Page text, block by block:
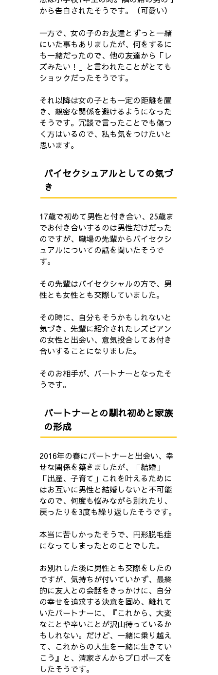
から告白されたそうです。（可愛い）
一方で、女の子のお友達とずっと一緒
にいた事もありましたが、何をするに
も一緒だったので、他の友達から「レ
ズみたい！」と言われたことがとても
ショックだったそうです。
それ以降は女の子とも一定の距離を置
き、親密な関係を避けるようになった
そうです。冗談で言ったことでも傷つ
く方はいるので、私も気をつけたいと
思います。
バイセクシュアルとしての気づ
き
17歳で初めて男性と付き合い、25歳ま
でお付き合いするのは男性だけだった
のですが、職場の先輩からバイセクシ
ュアルについての話を聞いたそうで
す。
その先輩はバイセクシャルの方で、男
性とも女性とも交際していました。
その時に、自分もそうかもしれないと
気づき、先輩に紹介されたレズビアン
の女性と出会い、意気投合してお付き
合いすることになりました。
そのお相手が、パートナーとなったそ
うです。
パートナーとの馴れ初めと家族
の形成
2016年の春にパートナーと出会い、幸
せな関係を築きましたが、「結婚」
「出産、子育て」これを叶えるために
はお互いに男性と結婚しないと不可能
なので、何度も悩みながら別れたり、
戻ったりを3度も繰り返したそうです。
本当に苦しかったそうで、円形脱毛症
になってしまったとのことでした。
お別れした後に男性とも交際をしたの
ですが、気持ちが付いていかず、最終
的に友人との会話をきっかけに、自分
の幸せを追求する決意を固め、離れて
いたパートナーに、『これから、大変
なことや辛いことが沢山待っているか
もしれない。だけど、一緒に乗り越え
て、これからの人生を一緒に生きてい
こう』と、清家さんからプロポーズを
したそうです。